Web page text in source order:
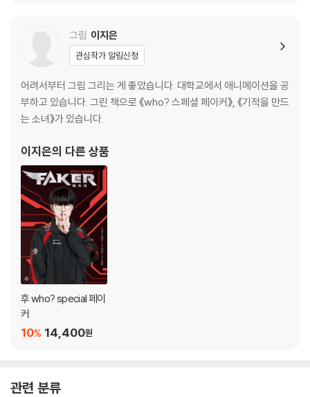
그림 이지은
관심작가 알림신청
어려서부터 그림 그리는 게 좋았습니다. 대학교에서 애니메이션을 공
부하고 있습니다. 그린 책으로 《who? 스페셜 페이커》, 《기적을 만드
는 소녀》가 있습니다.
이지은의 다른 상품
후 who? special 페이
커
14,400원
10%
관련 분류